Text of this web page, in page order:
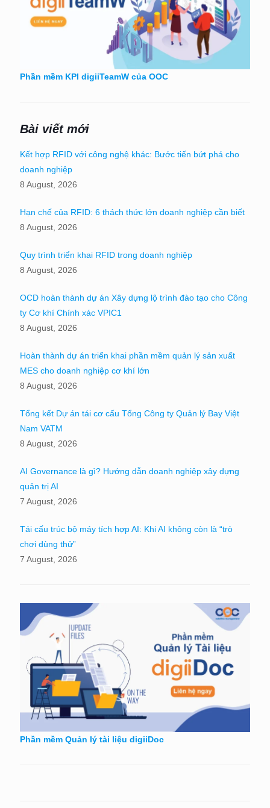
Phần mềm KPI digiiTeamW của OOC
Bài viết mới
Kết hợp RFID với công nghệ khác: Bước tiến bứt phá cho
doanh nghiệp
8 August, 2026
Hạn chế của RFID: 6 thách thức lớn doanh nghiệp cần biết
8 August, 2026
Quy trình triển khai RFID trong doanh nghiệp
8 August, 2026
OCD hoàn thành dự án Xây dựng lộ trình đào tạo cho Công
ty Cơ khí Chính xác VPIC1
8 August, 2026
Hoàn thành dự án triển khai phần mềm quản lý sản xuất
MES cho doanh nghiệp cơ khí lớn
8 August, 2026
Tổng kết Dự án tái cơ cấu Tổng Công ty Quản lý Bay Việt
Nam VATM
8 August, 2026
AI Governance là gì? Hướng dẫn doanh nghiệp xây dựng
quản trị AI
7 August, 2026
Tái cấu trúc bộ máy tích hợp AI: Khi AI không còn là “trò
chơi dùng thử”
7 August, 2026
Phần mềm Quản lý tài liệu digiiDoc